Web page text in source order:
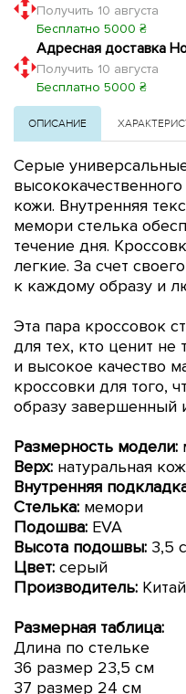
Получить 10 августа
Бесплатно 5000 ₴
Адресная доставка
Получить 10 августа
Бесплатно 5000 ₴
ОПИСАНИЕ
Серые
кожи. Внутренняя
мемори стелька
течение дня.
легкие. За счет
к каждому образу и
Эта пара кроссовок
для тех, кто ценит
и высокое качество
кроссовки для того,
образу завершенный
Размерность модели:
Верх: натуральная
Внутренняя
Стелька: мемори
Подошва: EVA
Высота подошвы: 3,5
Цвет: серый
Производитель: Китай
Размерная таблица:
Длина по стельке
36 размер 23,5 см
37 размер 24 см